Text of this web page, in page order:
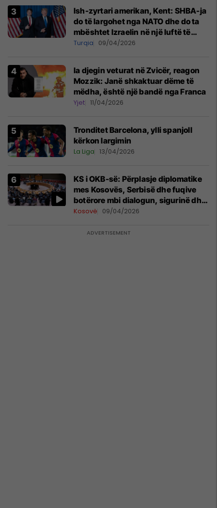
Ish-zyrtari amerikan, Kent: SHBA-ja
do të largohet nga NATO dhe do ta
mbështet Izraelin në një luftë të
mundshme me Turqinë në Siri
Turqia 09/04/2026
Ia djegin veturat në Zvicër, reagon
Mozzik: Janë shkaktuar dëme të
mëdha, është një bandë nga Franca
Yjet 11/04/2026
Tronditet Barcelona, ylli spanjoll
kërkon largimin
La Liga 13/04/2026
KS i OKB-së: Përplasje diplomatike
mes Kosovës, Serbisë dhe fuqive
botërore mbi dialogun, sigurinë dhe
UNMIK-un
Kosovë 09/04/2026